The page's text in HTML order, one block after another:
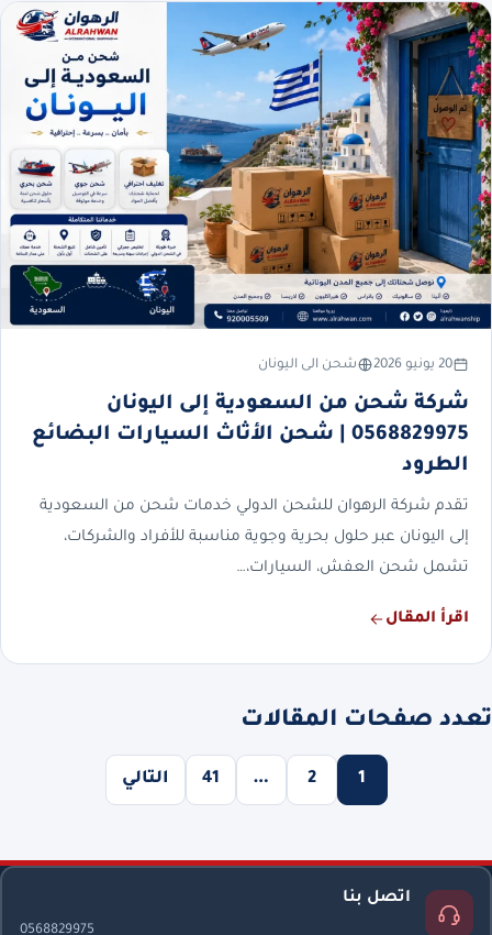
20 يونيو 2026 شحن الى اليونان
شركة شحن من السعودية إلى اليونان
0568829975 | شحن الأثاث السيارات البضائع
الطرود
تقدم شركة الرهوان للشحن الدولي خدمات شحن من السعودية
إلى اليونان عبر حلول بحرية وجوية مناسبة للأفراد والشركات،
تشمل شحن العفش، السيارات،…
اقرأ المقال
تعدد صفحات المقالات
1
2
…
41 التالي
اتصل بنا
0568829975